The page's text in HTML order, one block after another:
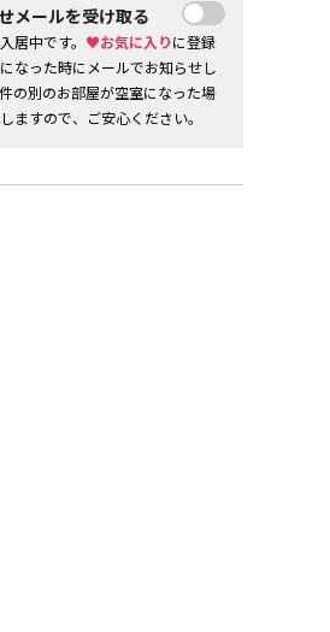
メールを受け取る
居中です。 ♥お気に入りに登録
なった時にメールでお知らせし
の別のお部屋が空室になった場
ますので、ご安心ください。